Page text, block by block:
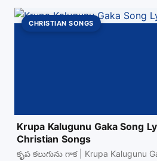
CHRISTIAN SONGS
Krupa Kalugunu Gaka Song
Christian Songs
కృప కలుగును గాక | Krupa Kalugunu